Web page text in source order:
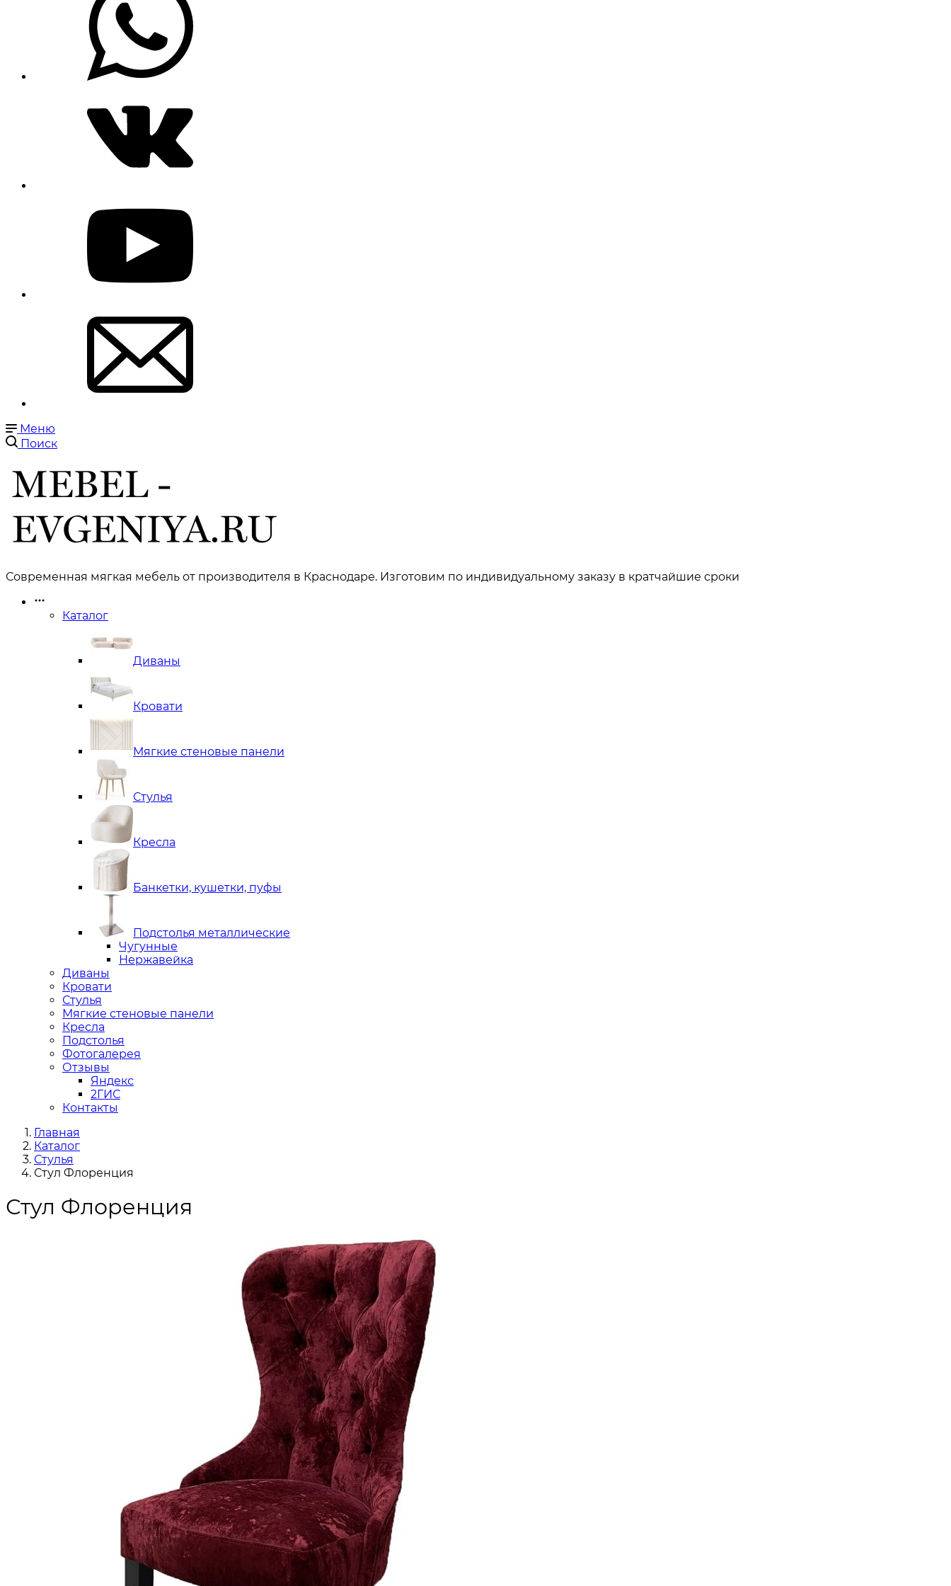
Меню
Поиск
Современная мягкая мебель от производителя в Краснодаре. Изготовим по индивидуальному заказу в кратчайшие сроки
Каталог
Диваны
Кровати
Мягкие стеновые панели
Стулья
Кресла
Банкетки, кушетки, пуфы
Подстолья металлические
Чугунные
Нержавейка
Диваны
Кровати
Стулья
Мягкие стеновые панели
Кресла
Подстолья
Фотогалерея
Отзывы
Яндекс
2ГИС
Контакты
Главная
Каталог
Стулья
Стул Флоренция
Стул Флоренция